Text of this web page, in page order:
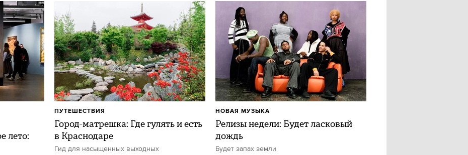
лето:
Город-матрешка: Где гулять и есть
в Краснодаре
Гид для насыщенных выходных
ПУТЕШЕСТВИЯ
Релизы недели: Будет ласковый
дождь
Будет запах земли
НОВАЯ МУЗЫКА